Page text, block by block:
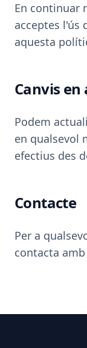
En continuar
acceptes l'ús
aquesta
Canvis
Podem
en qualsevol
efectius des
Contacte
Per a
contacta